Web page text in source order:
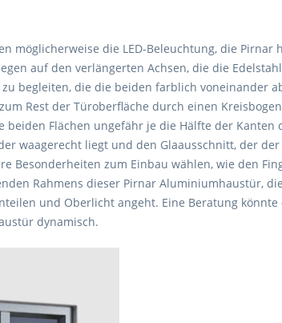
möglicherweise die LED-Beleuchtung, die
auf den verlängerten Achsen, die die
begleiten, die die beiden farblich voneinander
Rest der Türoberfläche durch einen
beiden Flächen ungefähr je die Hälfte der
waagerecht liegt und den Glaausschnitt, der
Besonderheiten zum Einbau wählen, wie den
Rahmens dieser Pirnar Aluminiumhaustür,
und Oberlicht angeht. Eine Beratung
dynamisch.